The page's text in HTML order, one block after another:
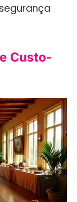
Custo-